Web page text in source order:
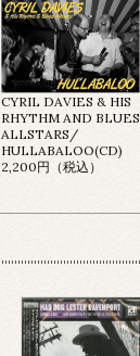
CYRIL DAVIES & HIS
RHYTHM AND BLUES
ALLSTARS/
HULLABALOO(CD)
2,200円（税込）